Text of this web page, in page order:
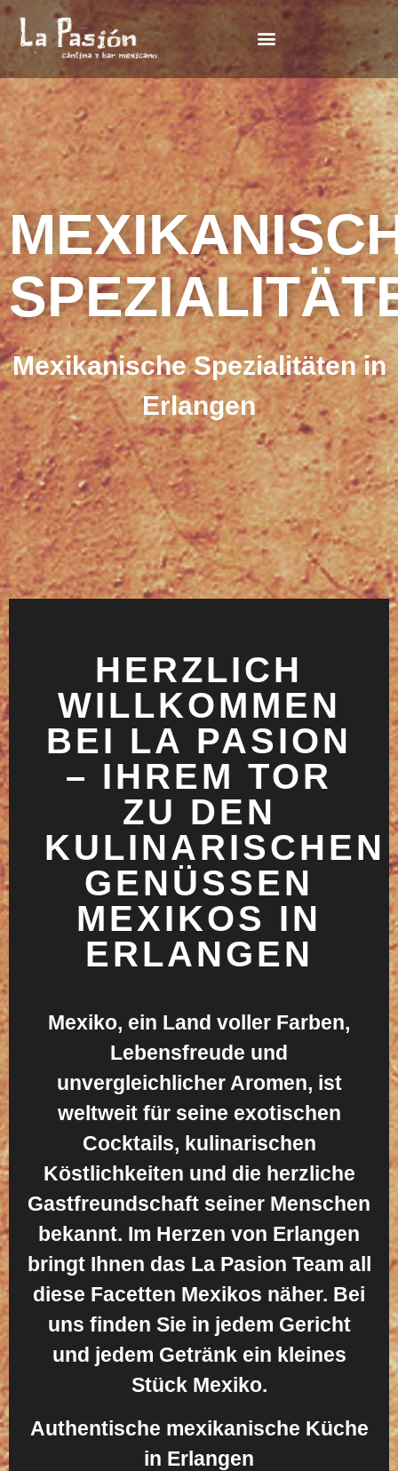
Mexikanische Spezialitäten in
Erlangen
HERZLICH
WILLKOMMEN
BEI LA PASION
– IHREM TOR
ZU DEN
KULINARISCHEN
GENÜSSEN
MEXIKOS IN
ERLANGEN
Mexiko, ein Land voller Farben,
Lebensfreude und
unvergleichlicher Aromen, ist
weltweit für seine exotischen
Cocktails, kulinarischen
Köstlichkeiten und die herzliche
Gastfreundschaft seiner Menschen
bekannt. Im Herzen von Erlangen
bringt Ihnen das La Pasion Team all
diese Facetten Mexikos näher. Bei
uns finden Sie in jedem Gericht
und jedem Getränk ein kleines
Stück Mexiko.
Authentische mexikanische Küche
in Erlangen